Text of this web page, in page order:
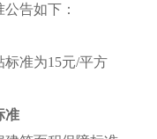
告如下：
准为15元/平方
准